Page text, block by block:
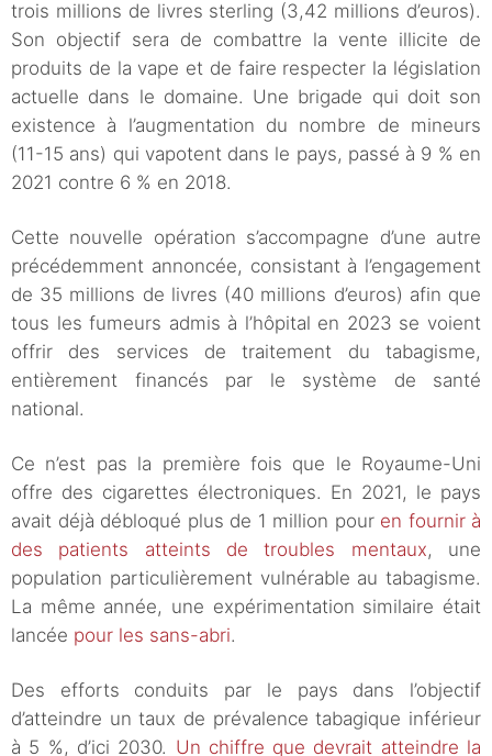
trois millions de livres sterling (3,42 millions d’euros).
Son objectif sera de combattre la vente illicite de
produits de la vape et de faire respecter la législation
actuelle dans le domaine. Une brigade qui doit son
existence à l’augmentation du nombre de mineurs
(11-15 ans) qui vapotent dans le pays, passé à 9 % en
2021 contre 6 % en 2018.
Cette nouvelle opération s’accompagne d’une autre
précédemment annoncée, consistant à l’engagement
de 35 millions de livres (40 millions d’euros) afin que
tous les fumeurs admis à l’hôpital en 2023 se voient
offrir des services de traitement du tabagisme,
entièrement financés par le système de santé
national.
Ce n’est pas la première fois que le Royaume-Uni
offre des cigarettes électroniques. En 2021, le pays
avait déjà débloqué plus de 1 million pour en fournir à
des patients atteints de troubles mentaux, une
population particulièrement vulnérable au tabagisme.
La même année, une expérimentation similaire était
lancée pour les sans-abri.
Des efforts conduits par le pays dans l’objectif
d’atteindre un taux de prévalence tabagique inférieur
à 5 %, d’ici 2030. Un chiffre que devrait atteindre la